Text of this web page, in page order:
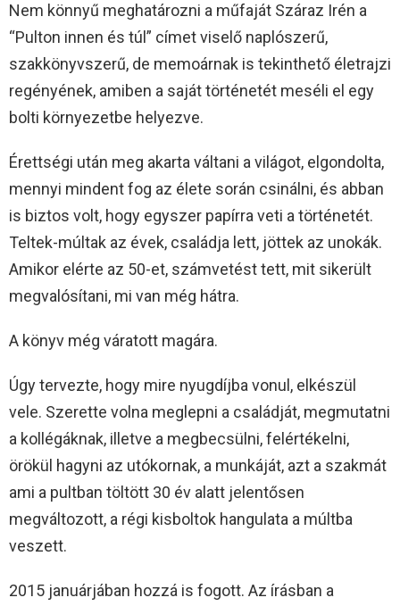
Nem könnyű meghatározni a műfaját Száraz Irén a
“Pulton innen és túl” címet viselő naplószerű,
szakkönyvszerű, de memoárnak is tekinthető életrajzi
regényének, amiben a saját történetét meséli el egy
bolti környezetbe helyezve.
Érettségi után meg akarta váltani a világot, elgondolta,
mennyi mindent fog az élete során csinálni, és abban
is biztos volt, hogy egyszer papírra veti a történetét.
Teltek-múltak az évek, családja lett, jöttek az unokák.
Amikor elérte az 50-et, számvetést tett, mit sikerült
megvalósítani, mi van még hátra.
A könyv még váratott magára.
Úgy tervezte, hogy mire nyugdíjba vonul, elkészül
vele. Szerette volna meglepni a családját, megmutatni
a kollégáknak, illetve a megbecsülni, felértékelni,
örökül hagyni az utókornak, a munkáját, azt a szakmát
ami a pultban töltött 30 év alatt jelentősen
megváltozott, a régi kisboltok hangulata a múltba
veszett.
2015 januárjában hozzá is fogott. Az írásban a